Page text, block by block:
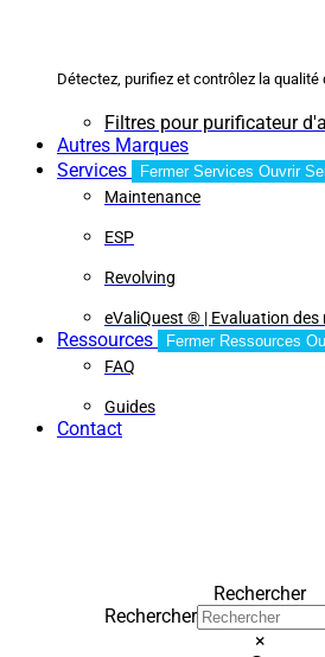
Détectez, purifiez et contrôlez la qualité
Filtres pour purificateur
Autres Marques
Services
Fermer Services Ouvrir
Maintenance
ESP
Revolving
eValiQuest ® | Evaluation des
Ressources Fermer Ressources
FAQ
Guides
Contact
Rechercher
Rechercher
×